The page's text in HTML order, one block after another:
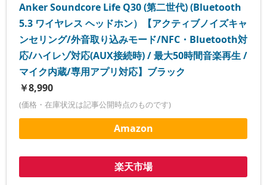
Anker Soundcore Life Q30 (第二世代) (Bluetooth
5.3 ワイヤレス ヘッドホン）【アクティブノイズキャ
ンセリング/外音取り込みモード/NFC・Bluetooth対
応/ハイレゾ対応(AUX接続時) / 最大50時間音楽再生 /
マイク内蔵/専用アプリ対応】ブラック
￥8,990
(価格・在庫状況は記事公開時点のものです)
Amazon
楽天市場